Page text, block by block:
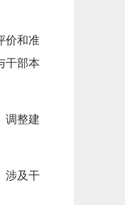
价和准
干部本
调整建
涉及干